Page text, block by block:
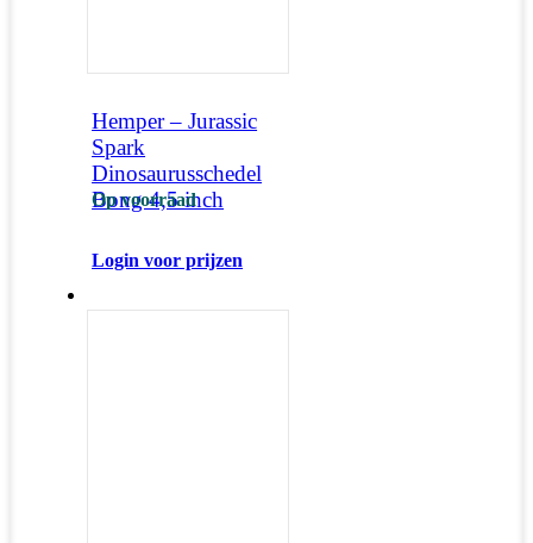
Hemper – Jurassic
Spark
Dinosaurusschedel
Bong 4,5 inch
Op voorraad
Login voor prijzen